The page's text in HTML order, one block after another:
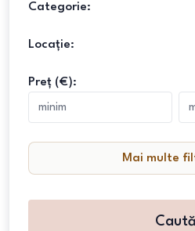
Categorie:
Locație:
Preț (€):
Mai multe
Caută